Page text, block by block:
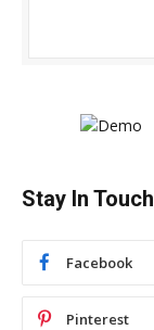
Stay In Touch
Facebook
Pinterest